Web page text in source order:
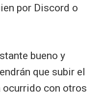
por Discord o
bueno y
que subir el
ocurrido con otros